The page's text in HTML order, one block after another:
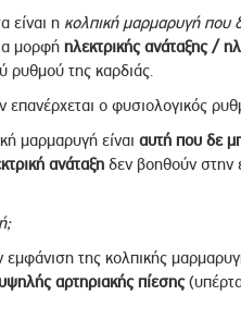
είναι η κολπική μαρμαρυγή που
μορφή ηλεκτρικής ανάταξης /
ρυθμού της καρδιάς.
επανέρχεται ο φυσιολογικός
μαρμαρυγή είναι αυτή που δε
ανάταξηδεν βοηθούν στην
της κολπικής
αρτηριακής πίεσης